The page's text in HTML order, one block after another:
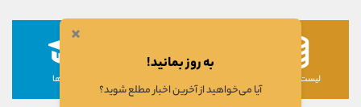
لیست رمزارزها دوره ها
×
به روز بمانید!
آیا می‌خواهید از آخرین اخبار مطلع شوید؟